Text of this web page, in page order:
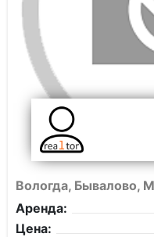
Вологда, Бывалово,
Аренда:
Цена: